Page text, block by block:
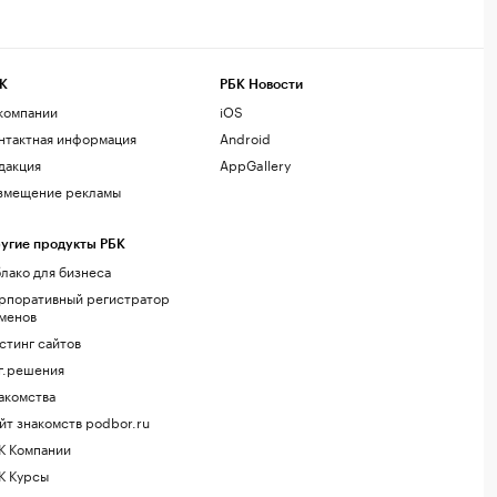
информация
рекламы
продукты РБК
для бизнеса
регистратор
сайтов
знакомств podbor.ru
Компании
Курсы
РБК Новости
iOS
Android
AppGallery